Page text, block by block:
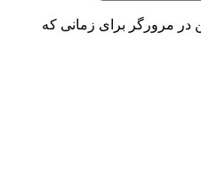
در مرورگر برای زمانی که